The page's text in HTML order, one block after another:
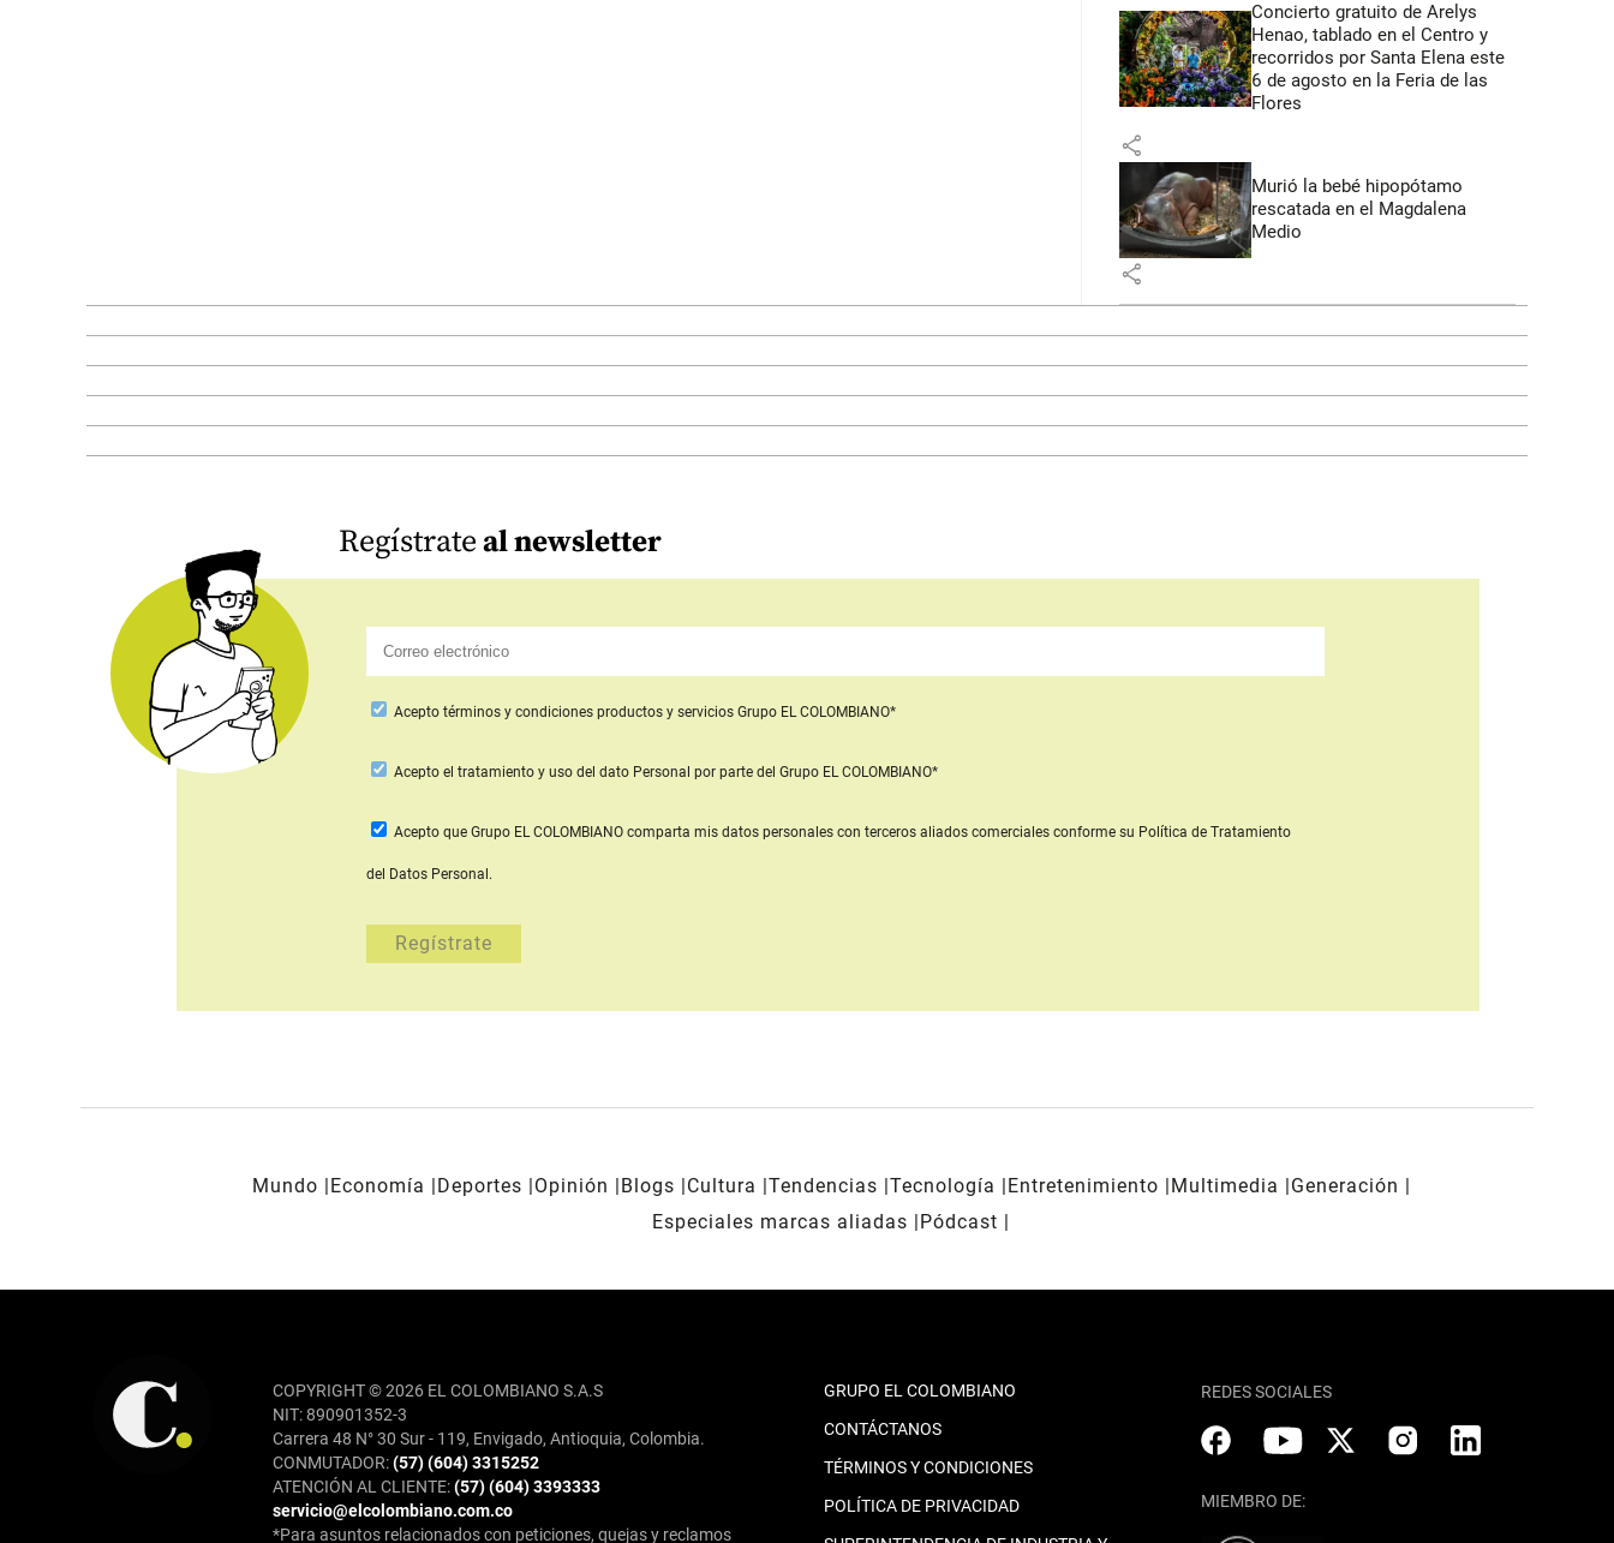
Concierto gratuito de Arelys
Henao, tablado en el Centro y
recorridos por Santa Elena este
6 de agosto en la Feria de las
Flores
share
Murió la bebé hipopótamo
rescatada en el Magdalena
Medio
share
Regístrateal newsletter
Acepto términos y condiciones productos y servicios Grupo EL COLOMBIANO*
Aceptoel tratamiento y uso del dato Personal por parte del Grupo EL COLOMBIANO*
Acepto que Grupo EL COLOMBIANO comparta mis datos personales con terceros aliados comercialesconforme su Política de Tratamiento
del Datos Personal.
Mundo Economía Deportes Opinión Blogs Cultura Tendencias Tecnología Entretenimiento Multimedia
Generación
Especiales marcas aliadas
Pódcast
COPYRIGHT © 2026 EL COLOMBIANO S.A.S
NIT: 890901352-3
Carrera 48 N° 30 Sur - 119, Envigado, Antioquia, Colombia.
CONMUTADOR:(57) (604) 3315252
ATENCIÓN AL CLIENTE:(57) (604) 3393333
servicio@elcolombiano.com.co
*Para asuntos relacionados con peticiones, quejas y reclamos
GRUPO EL COLOMBIANO
CONTÁCTANOS
TÉRMINOS Y CONDICIONES
POLÍTICA DE PRIVACIDAD
REDES SOCIALES
MIEMBRO DE: